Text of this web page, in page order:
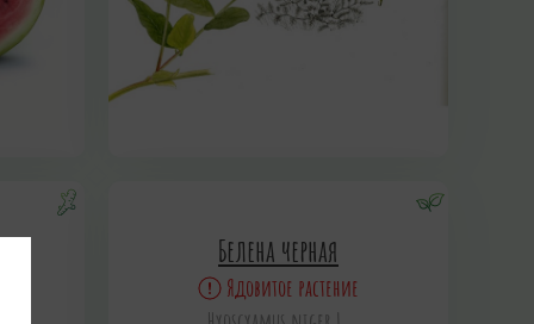
Белена черная
Ядовитое растение